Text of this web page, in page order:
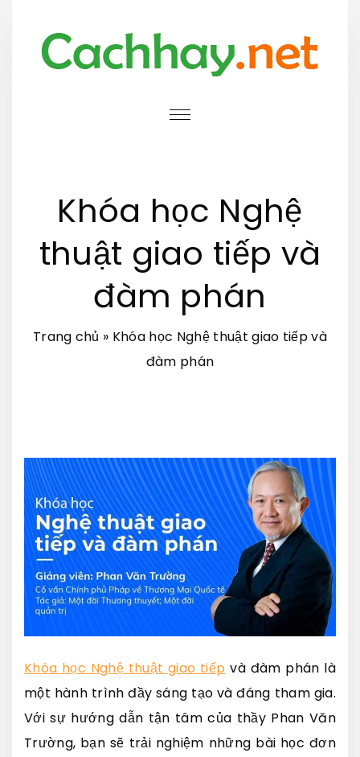
Khóa học Nghệ
thuật giao tiếp và
đàm phán
Trang chủ » Khóa học Nghệ thuật giao tiếp và
đàm phán
Khóa học Nghệ thuật giao tiếp và đàm phán là
một hành trình đầy sáng tạo và đáng tham gia.
Với sự hướng dẫn tận tâm của thầy Phan Văn
Trường, bạn sẽ trải nghiệm những bài học đơn